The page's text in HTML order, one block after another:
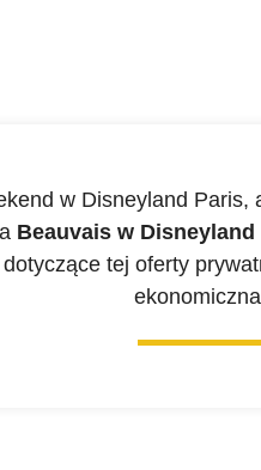
w Disneyland
Beauvais w Disneyland
tej oferty